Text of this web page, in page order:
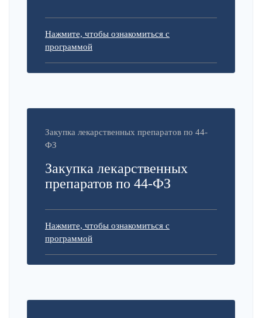
Нажмите, чтобы ознакомиться с
программой
Закупка лекарственных препаратов по 44-
ФЗ
Закупка лекарственных
препаратов по 44-ФЗ
Нажмите, чтобы ознакомиться с
программой